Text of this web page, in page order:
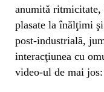
anumită ritmicitate,
plasate la înălţimi
post-industrială,
interacţiunea cu
video-ul de mai jos: